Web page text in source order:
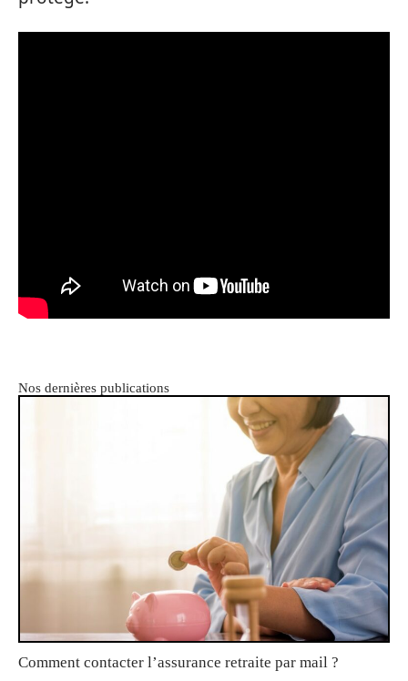
Nos dernières publications
Comment contacter l’assurance retraite par mail ?